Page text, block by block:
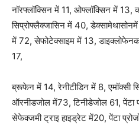
नॉरफ्लॉक्सिन में 11, ओफ्लॉक्सिन में 13,
सिप्रोफ्लैक्जासिन में 40,
में 72, सेफोटेक्साइम में 13,
17,
ब्रूफेन में 14, रेनीटीडिन में 8, एमॉक्सी
ऑरनीडजोल में73, टिनीडेजोल 61,
सेफेक्जमी ट्राइ हाइड्रेट में20, पेंटा